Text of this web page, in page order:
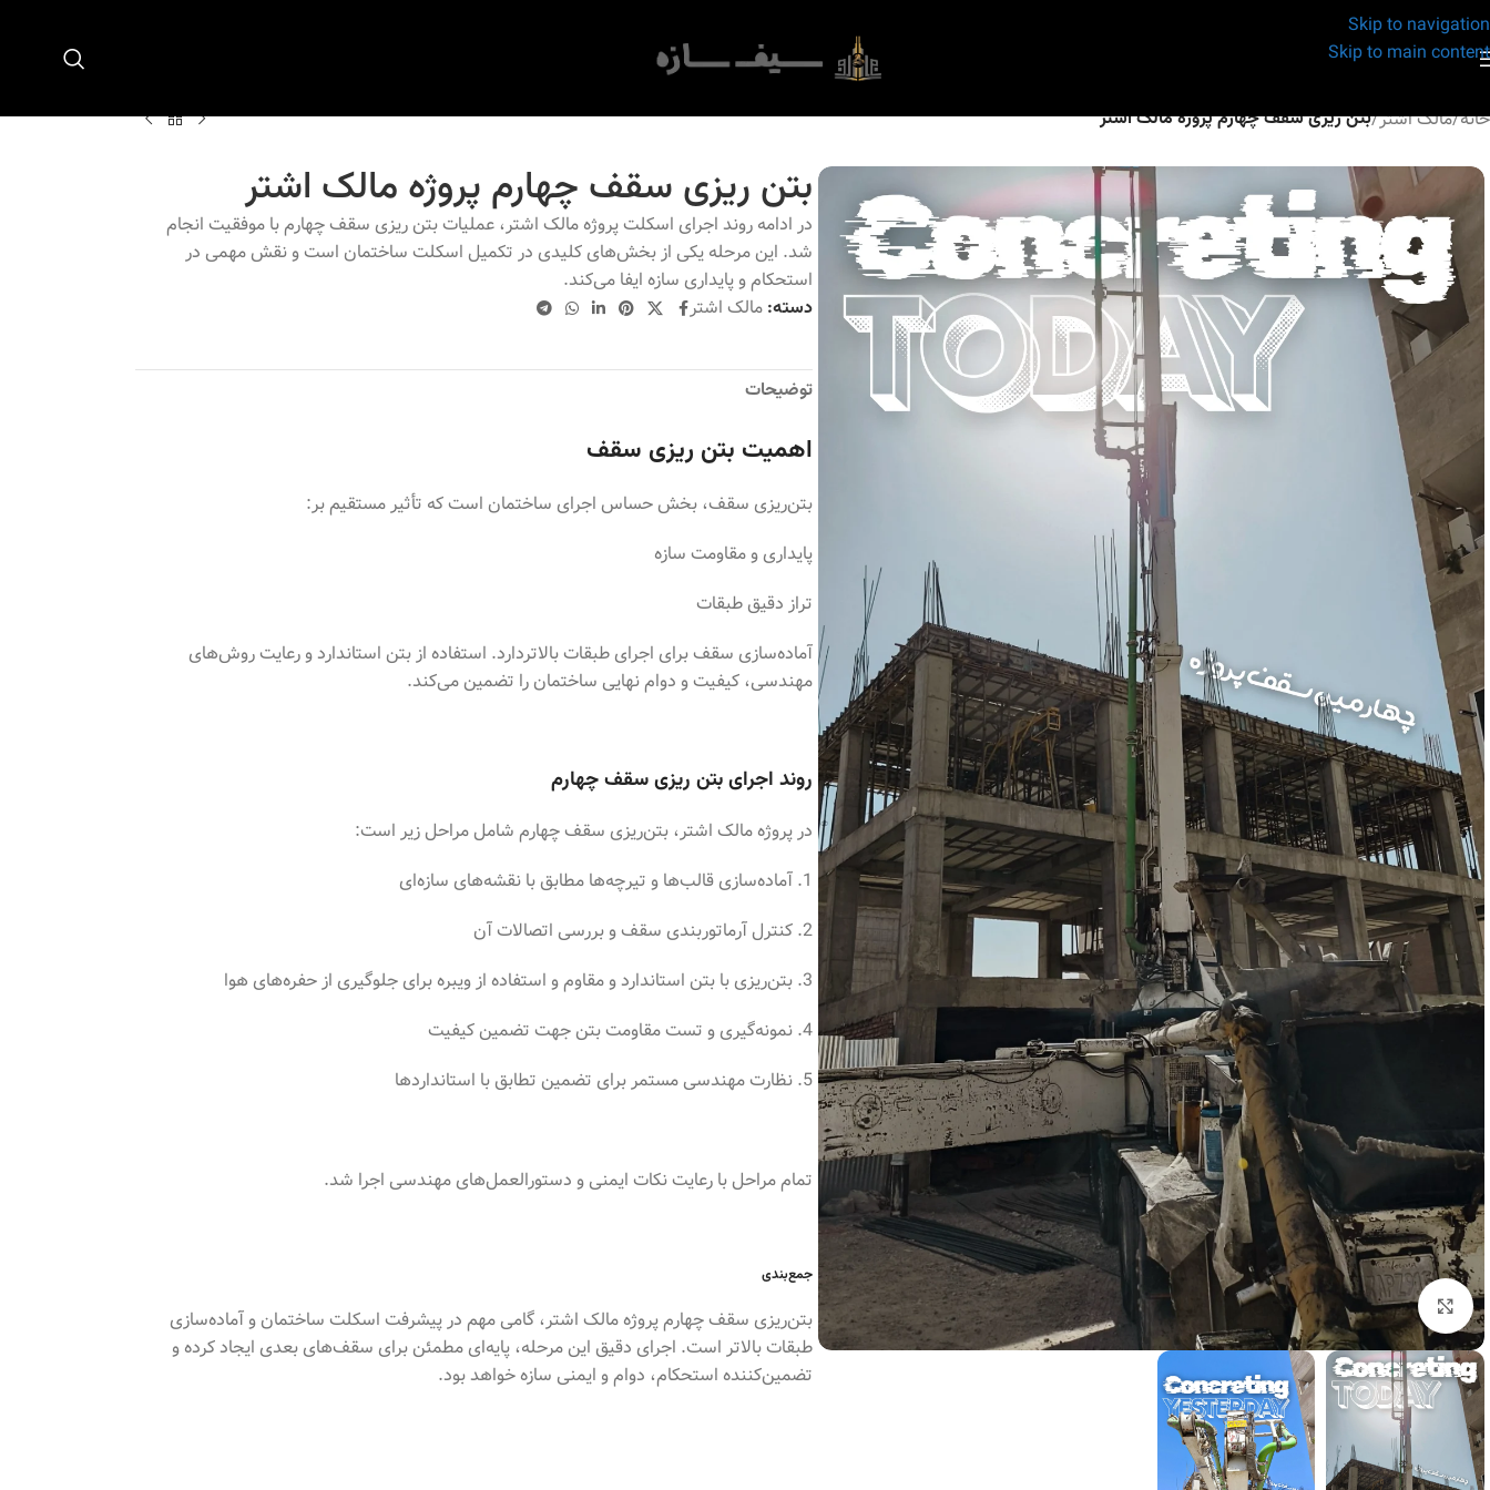
Skip to navigation
Skip to main content
خانه/مالک اشتر/بتن ریزی سقف چهارم پروژه مالک اشتر
برای بزرگنمایی کلیک کنید
بتن ریزی سقف چهارم پروژه مالک اشتر
در ادامه روند اجرای اسکلت پروژه مالک اشتر، عملیات بتن ریزی سقف چهارم با موفقیت انجام
شد. این مرحله یکی از بخش‌های کلیدی در تکمیل اسکلت ساختمان است و نقش مهمی در
استحکام و پایداری سازه ایفا می‌کند.
دسته: مالک اشتر
توضیحات
اهمیت بتن ریزی سقف
بتن‌ریزی سقف، بخش حساس اجرای ساختمان است که تأثیر مستقیم بر:
پایداری و مقاومت سازه
تراز دقیق طبقات
آماده‌سازی سقف برای اجرای طبقات بالاتردارد. استفاده از بتن استاندارد و رعایت روش‌های
مهندسی، کیفیت و دوام نهایی ساختمان را تضمین می‌کند.
روند اجرای بتن ریزی سقف چهارم
در پروژه مالک اشتر، بتن‌ریزی سقف چهارم شامل مراحل زیر است:
1. آماده‌سازی قالب‌ها و تیرچه‌ها مطابق با نقشه‌های سازه‌ای
2. کنترل آرماتوربندی سقف و بررسی اتصالات آن
3. بتن‌ریزی با بتن استاندارد و مقاوم و استفاده از ویبره برای جلوگیری از حفره‌های هوا
4. نمونه‌گیری و تست مقاومت بتن جهت تضمین کیفیت
5. نظارت مهندسی مستمر برای تضمین تطابق با استانداردها
تمام مراحل با رعایت نکات ایمنی و دستورالعمل‌های مهندسی اجرا شد.
جمع‌بندی
بتن‌ریزی سقف چهارم پروژه مالک اشتر، گامی مهم در پیشرفت اسکلت ساختمان و آماده‌سازی
طبقات بالاتر است. اجرای دقیق این مرحله، پایه‌ای مطمئن برای سقف‌های بعدی ایجاد کرده و
تضمین‌کننده استحکام، دوام و ایمنی سازه خواهد بود.